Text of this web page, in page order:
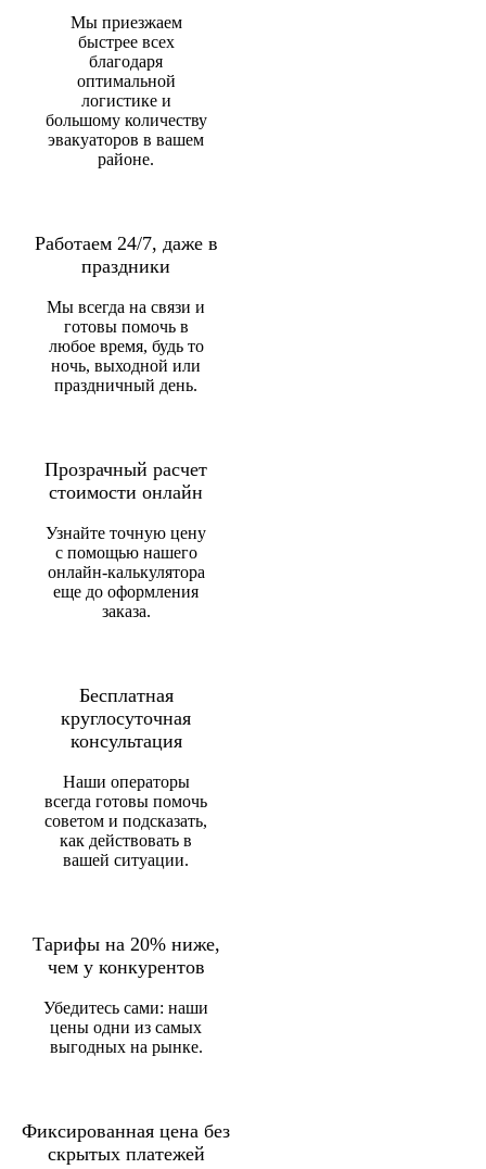
Мы приезжаем
быстрее всех
благодаря
оптимальной
логистике и
большому количеству
эвакуаторов в вашем
районе.
Работаем 24/7, даже в
праздники
Мы всегда на связи и
готовы помочь в
любое время, будь то
ночь, выходной или
праздничный день.
Прозрачный расчет
стоимости онлайн
Узнайте точную цену
с помощью нашего
онлайн-калькулятора
еще до оформления
заказа.
Бесплатная
круглосуточная
консультация
Наши операторы
всегда готовы помочь
советом и подсказать,
как действовать в
вашей ситуации.
Тарифы на 20% ниже,
чем у конкурентов
Убедитесь сами: наши
цены одни из самых
выгодных на рынке.
Фиксированная цена без
скрытых платежей